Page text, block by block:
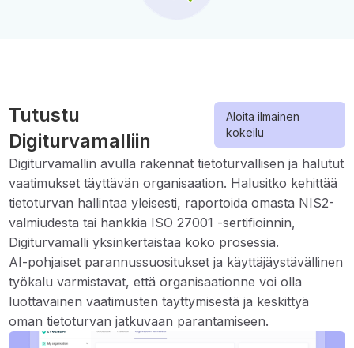
Tutustu
Digiturvamalliin
Aloita ilmainen
kokeilu
Digiturvamallin avulla rakennat tietoturvallisen ja halutut
vaatimukset täyttävän organisaation. Halusitko kehittää
tietoturvan hallintaa yleisesti, raportoida omasta NIS2-
valmiudesta tai hankkia ISO 27001 -sertifioinnin,
Digiturvamalli yksinkertaistaa koko prosessia.
AI-pohjaiset parannussuositukset ja käyttäjäystävällinen
työkalu varmistavat, että organisaationne voi olla
luottavainen vaatimusten täyttymisestä ja keskittyä
oman tietoturvan jatkuvaan parantamiseen.